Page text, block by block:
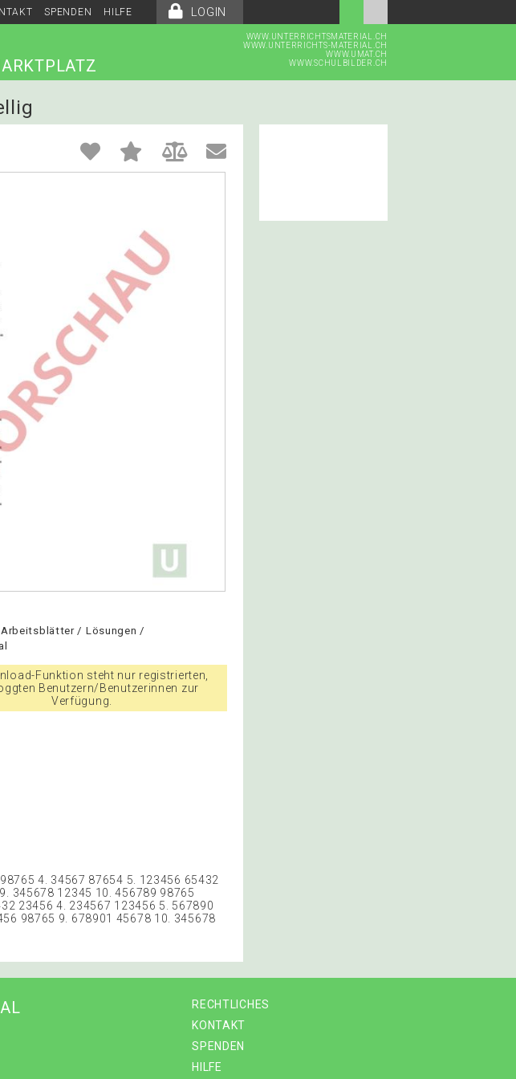
LOGIN
SPENDEN HILFE
WWW.UNTERRICHTSMATERIAL.CH
WWW.UNTERRICHTS-MATERIAL.CH
WWW.UMAT.CH
WWW.SCHULBILDER.CH
Arbeitsblätter / Lösungen /
Funktion steht nur registrierten,
Benutzern/Benutzerinnen zur
Verfügung.
4. 34567 87654 5. 123456 65432
345678 12345 10. 456789 98765
23456 4. 234567 123456 5. 567890
98765 9. 678901 45678 10. 345678
RECHTLICHES
KONTAKT
SPENDEN
HILFE